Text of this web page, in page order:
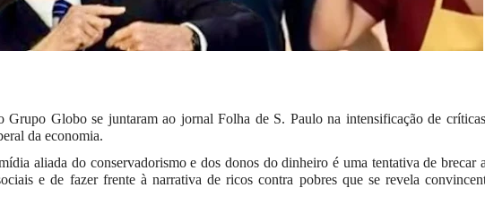
Grupo Globo se juntaram ao jornal Folha de S. Paulo na intensificação de
da economia.
aliada do conservadorismo e dos donos do dinheiro é uma tentativa de brecar
e de fazer frente à narrativa de ricos contra pobres que se revela